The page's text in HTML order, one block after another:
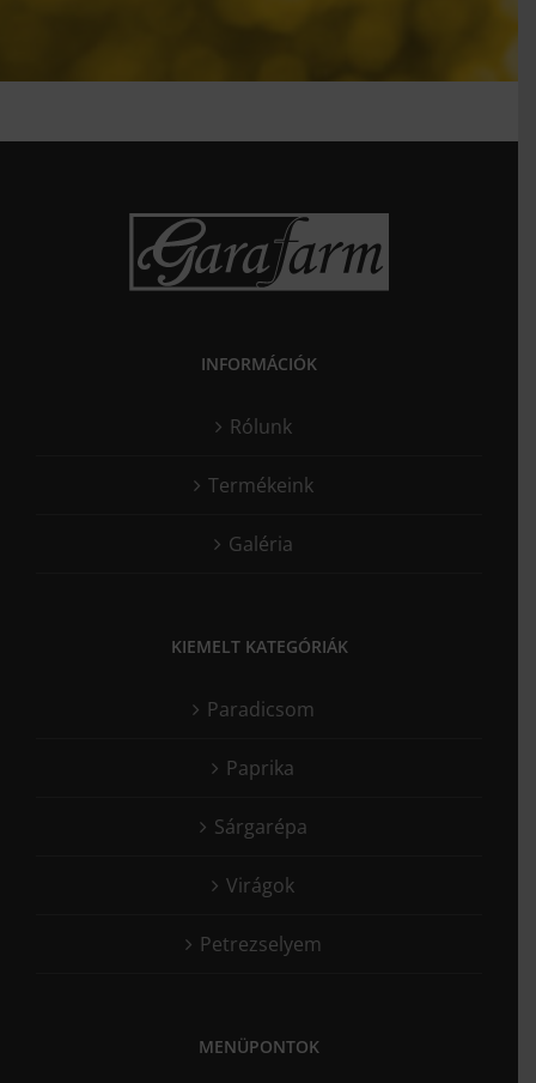
INFORMÁCIÓK
Rólunk
Termékeink
Galéria
KIEMELT KATEGÓRIÁK
Paradicsom
Paprika
Sárgarépa
Virágok
Petrezselyem
MENÜPONTOK